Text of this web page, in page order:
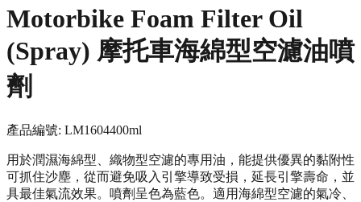
Motorbike Foam Filter Oil
(Spray) 摩托車海綿型空濾油噴
劑
產品編號: LM1604400ml
用於潤濕海綿型、織物型空濾的專用油，能提供優異的黏附性
可抓住沙塵，從而避免吸入引擎導致受損，延長引擎壽命，並
具最佳氣流效果。噴劑呈色為藍色。適用海綿型空濾的氣冷、